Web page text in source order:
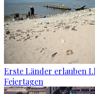
Erste Länder erlauben
Feiertagen